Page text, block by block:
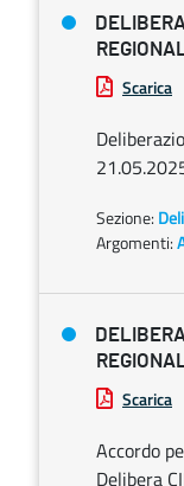
Scarica
Sezione:
Argomenti:
Scarica
Accordo
Delibera